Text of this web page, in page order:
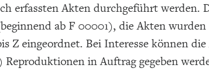
erfassten Akten durchgeführt werden.
ab F 00001), die Akten wurden
Z eingeordnet. Bei Interesse können
in Auftrag gegeben